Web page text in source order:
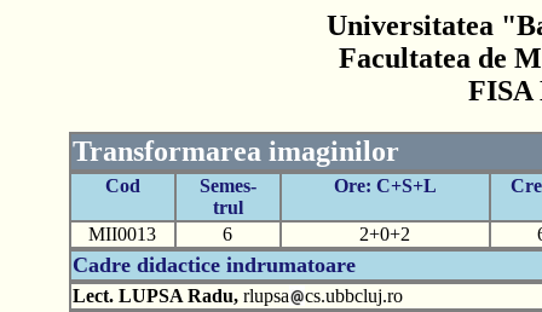
Universitatea
Facultatea de
FISA
Transformarea imaginilor
Cod
Semes-
trul
Ore: C+S+L
MII0013 6 2+0+2
Cadre didactice indrumatoare
Lect. LUPSA Radu,rlupsa cs.ubbcluj.ro